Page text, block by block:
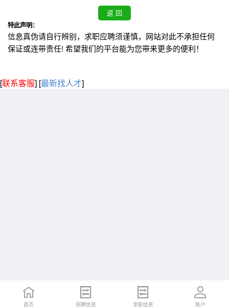
特此声明：
信息真伪请自行辨别，求职应聘须谨慎，网站对此不承担任何
保证或连带责任! 希望我们的平台能为您带来更多的便利！
[联系客服] [最新找人才]
首页 招聘信息 求职信息 账户